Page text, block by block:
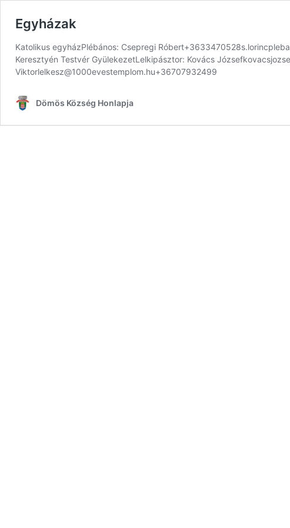
Egyházak
Katolikus egyházPlébános: Csepregi
Keresztyén Testvér GyülekezetLelkipásztor: Kovács
Viktorlelkesz@1000evestemplom.hu+36707932499
Dömös Község Honlapja